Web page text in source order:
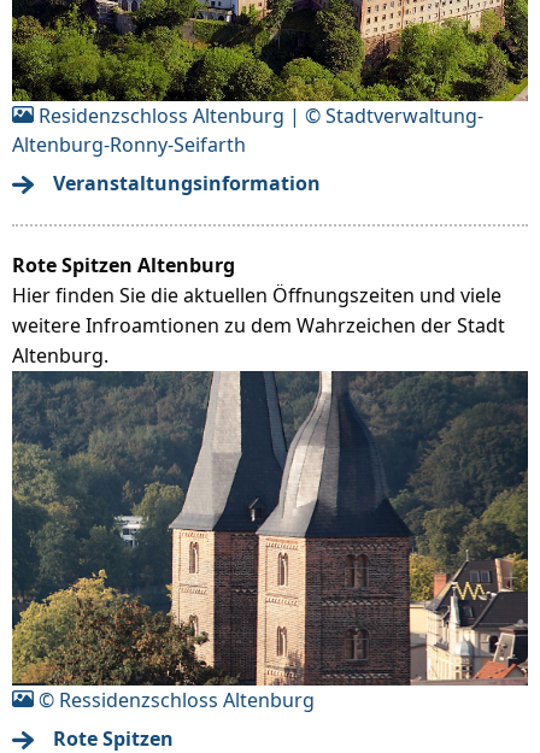
Residenzschloss Altenburg | © Stadtverwaltung-
Altenburg-Ronny-Seifarth
Veranstaltungsinformation
Rote Spitzen Altenburg
Hier finden Sie die aktuellen Öffnungszeiten und viele
weitere Infroamtionen zu dem Wahrzeichen der Stadt
Altenburg.
© Ressidenzschloss Altenburg
Rote Spitzen